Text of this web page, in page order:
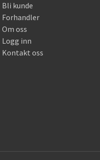
Bli kunde
Forhandler
Om oss
Logg inn
Kontakt oss